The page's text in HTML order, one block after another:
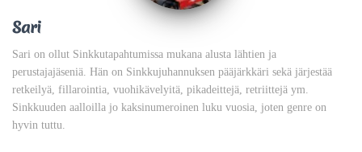
Sari
Sari on ollut Sinkkutapahtumissa mukana alusta lähtien ja
perustajajäseniä. Hän on Sinkkujuhannuksen pääjärkkäri sekä järjestää
retkeilyä, fillarointia, vuohikävelyitä, pikadeittejä, retriittejä ym.
Sinkkuuden aalloilla jo kaksinumeroinen luku vuosia, joten genre on
hyvin tuttu.